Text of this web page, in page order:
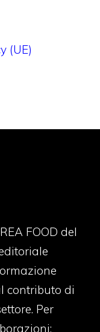
(UE)
FOOD del
contributo di
Per